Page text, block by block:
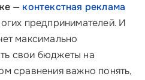
— контекстная реклама
предпринимателей. И
максимально
свои бюджеты на
сравнения важно понять,